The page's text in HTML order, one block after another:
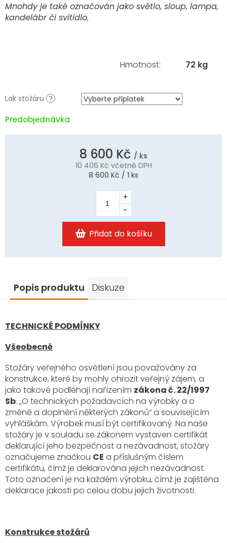
Předobjednávka
Lak stožáru ?
Mnohdy je také označován jako světlo, sloup, lampa,
kandelábr či svítidlo.
8 600 Kč / ks
10 406 Kč včetně DPH
Měrná
8 600 Kč / 1 ks
Přidat do košíku
Hmotnost: 72 kg
Popis produktu Diskuze
TECHNICKÉ PODMÍNKY
Všeobecně
Stožáry veřejného osvětlení jsou považovány za
konstrukce, které by mohly ohrozit veřejný zájem, a
jako takové podléhají nařízením zákona č. 22/1997
Sb. „O technických požadavcích na výrobky a o
změně a doplnění některých zákonů“ a souvisejícím
vyhláškám. Výrobek musí být certifikovaný. Na naše
stožáry je v souladu se zákonem vystaven certifikát
deklarující jeho bezpečnost a nezávadnost, stožáry
označujeme značkou CE a příslušným číslem
certifikátu, čímž je deklarována jejich nezávadnost.
Toto označení je na každém výrobku, čímž je zajištěna
deklarace jakosti po celou dobu jejich životnosti.
Konstrukce stožárů